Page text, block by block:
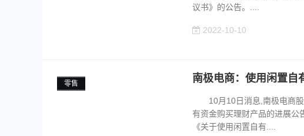
议书》的公告。....
2022-10-10
零售 南极电商：使用闲置自
10月10日消息,南极电商股
有资金购买理财产品的进展
《关于使用闲置自有....